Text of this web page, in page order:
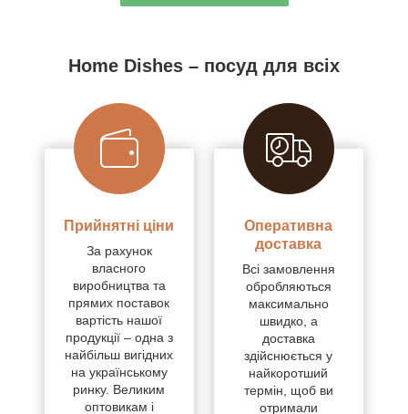
Home Dishes – посуд для всіх
Прийнятні ціни
За рахунок
власного
виробництва та
прямих поставок
вартість нашої
продукції – одна з
найбільш вигідних
на українському
ринку. Великим
оптовикам і
Оперативна
доставка
Всі замовлення
обробляються
максимально
швидко, а
доставка
здійснюється у
найкоротший
термін, щоб ви
отримали